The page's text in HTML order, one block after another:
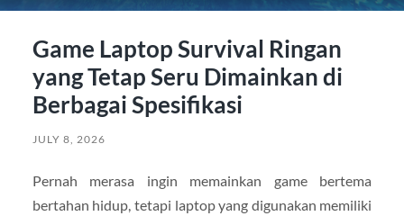
Game Laptop Survival Ringan
yang Tetap Seru Dimainkan di
Berbagai Spesifikasi
JULY 8, 2026
Pernah merasa ingin memainkan game bertema
bertahan hidup, tetapi laptop yang digunakan memiliki